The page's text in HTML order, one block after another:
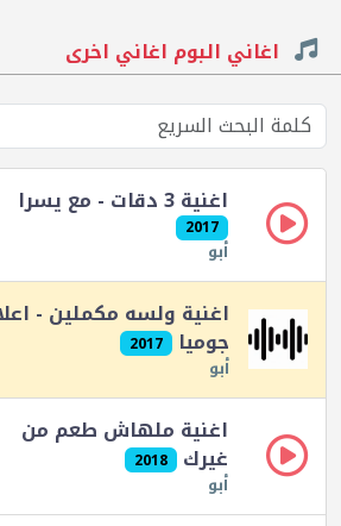
اغاني البوم اغاني اخرى
اغنية 3 دقات - مع يسرا
2017
أبو
اغنية ولسه مكملين -
جوميا 2017
أبو
اغنية ملهاش طعم من
غيرك 2018
أبو